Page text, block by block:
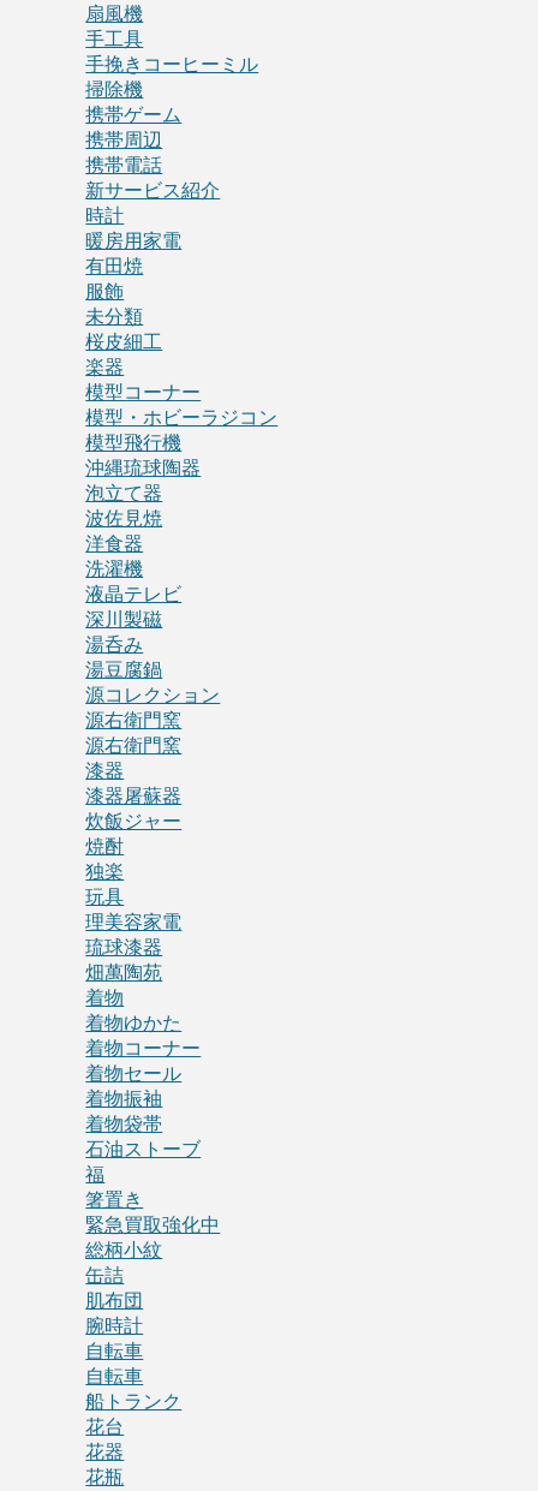
扇風機
手工具
手挽きコーヒーミル
掃除機
携帯ゲーム
携帯周辺
携帯電話
新サービス紹介
時計
暖房用家電
有田焼
服飾
未分類
桜皮細工
楽器
模型コーナー
模型・ホビーラジコン
模型飛行機
沖縄琉球陶器
泡立て器
波佐見焼
洋食器
洗濯機
液晶テレビ
深川製磁
湯呑み
湯豆腐鍋
源コレクション
源右衛門窯
源右衛門窯
漆器
漆器屠蘇器
炊飯ジャー
焼酎
独楽
玩具
理美容家電
琉球漆器
畑萬陶苑
着物
着物ゆかた
着物コーナー
着物セール
着物振袖
着物袋帯
石油ストーブ
福
箸置き
緊急買取強化中
総柄小紋
缶詰
肌布団
腕時計
自転車
自転車
船トランク
花台
花器
花瓶